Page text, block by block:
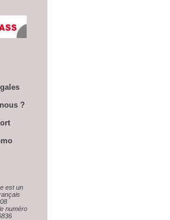
?
est un
numéro